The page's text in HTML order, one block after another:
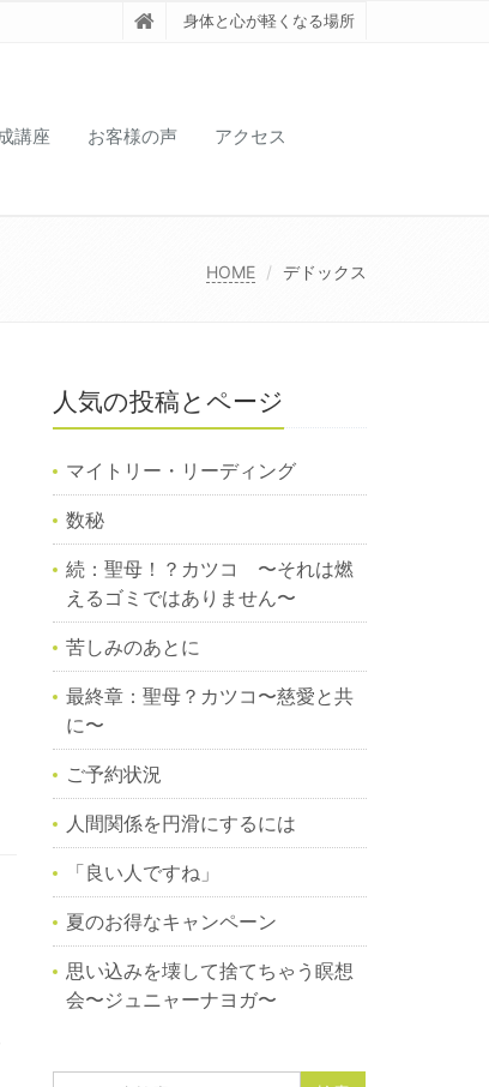
身体と心が軽くなる場所
講座 お客様の声 アクセス
HOME デドックス
人気の投稿とページ
マイトリー・リーディング
数秘
続：聖母！？カツコ 〜それは燃
えるゴミではありません〜
苦しみのあとに
最終章：聖母？カツコ〜慈愛と共
に〜
ご予約状況
人間関係を円滑にするには
「良い人ですね」
夏のお得なキャンペーン
思い込みを壊して捨てちゃう瞑想
会〜ジュニャーナヨガ〜